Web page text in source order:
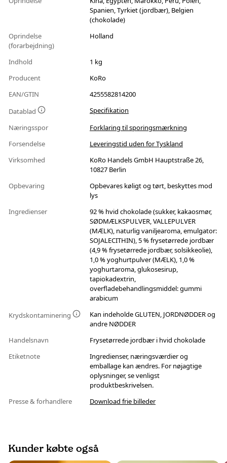
Spanien, Tyrkiet (jordbær), Belgien
(chokolade)
Oprindelse
(forarbejdning)
Holland
Indhold
1 kg
Producent
KoRo
EAN/GTIN
4255582814200
Datablad
Specifikation
Næringsspor
Forklaring til sporingsmærkning
Forsendelse
Leveringstid uden for Tyskland
Virksomhed
KoRo Handels GmbH Hauptstraße 26,
10827 Berlin
Opbevaring
Opbevares køligt og tørt, beskyttes mod
lys
Ingredienser
92 % hvid chokolade (sukker, kakaosmør,
SØDMÆLKSPULVER, VALLEPULVER
(MÆLK), naturlig vaniljearoma, emulgator:
SOJALECITHIN), 5 % frysetørrede jordbær
(4,9 % frysetørrede jordbær, solsikkeolie),
1,0 % yoghurtpulver (MÆLK), 1,0 %
yoghurtaroma, glukosesirup,
tapiokadextrin,
overfladebehandlingsmiddel: gummi
arabicum
Krydskontaminering
Kan indeholde GLUTEN, JORDNØDDER og
andre NØDDER
Handelsnavn
Frysetørrede jordbær i hvid chokolade
Etiketnote
Ingredienser, næringsværdier og
emballage kan ændres. For nøjagtige
oplysninger, se venligst
produktbeskrivelsen.
Presse & forhandlere
Download frie billeder
Kunder købte også